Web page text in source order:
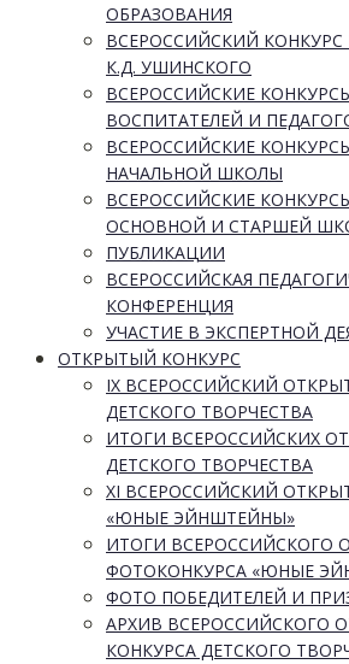
ОБРАЗОВАНИЯ
ВСЕРОССИЙСКИЙ
К.Д. УШИНСКОГО
ВСЕРОССИЙСКИЕ
ВОСПИТАТЕЛЕЙ И
ВСЕРОССИЙСКИЕ
НАЧАЛЬНОЙ ШКОЛЫ
ВСЕРОССИЙСКИЕ
ОСНОВНОЙ И СТАРШЕЙ
ПУБЛИКАЦИИ
ВСЕРОССИЙСКАЯ
КОНФЕРЕНЦИЯ
УЧАСТИЕ В ЭКСПЕРТНОЙ
ОТКРЫТЫЙ КОНКУРС
IX ВСЕРОССИЙСКИЙ
ДЕТСКОГО ТВОРЧЕСТВА
ИТОГИ ВСЕРОССИЙСКИХ
ДЕТСКОГО ТВОРЧЕСТВА
XI ВСЕРОССИЙСКИЙ
«ЮНЫЕ ЭЙНШТЕЙНЫ»
ИТОГИ ВСЕРОССИЙСКОГО
ФОТОКОНКУРСА «ЮНЫЕ
ФОТО ПОБЕДИТЕЛЕЙ И
АРХИВ ВСЕРОССИЙСКОГО
КОНКУРСА ДЕТСКОГО